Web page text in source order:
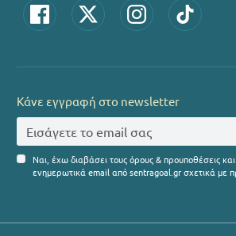
Κάνε εγγραφή στο newsletter
Ναι, έχω διαβάσει τους όρους & προυποθέσεις
ενημερωτικά email από sentragoal.gr σχετικά με